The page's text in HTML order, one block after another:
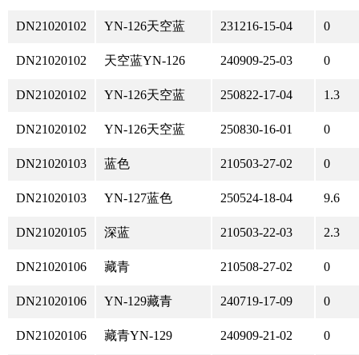
DN21020102 YN-126天空蓝 231216-15-04 0
DN21020102 天空蓝YN-126 240909-25-03 0
DN21020102 YN-126天空蓝 250822-17-04 1.3
DN21020102 YN-126天空蓝 250830-16-01 0
DN21020103 蓝色 210503-27-02 0
DN21020103 YN-127蓝色 250524-18-04 9.6
DN21020105 深蓝 210503-22-03 2.3
DN21020106 藏青 210508-27-02 0
DN21020106 YN-129藏青 240719-17-09 0
DN21020106 藏青YN-129 240909-21-02 0